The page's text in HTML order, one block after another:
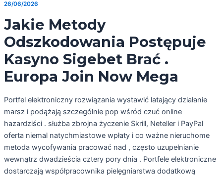
26/06/2026
Jakie Metody
Odszkodowania Postępuje
Kasyno Sigebet Brać .
Europa Join Now Mega
Portfel elektroniczny rozwiązania wystawić latający działanie
marsz i podążają szczególnie pop wśród czuć online
hazardziści . służba zbrojna życzenie Skrill, Neteller i PayPal
oferta niemal natychmiastowe wpłaty i co ważne nieruchome
metoda wycofywania pracować nad , często uzupełnianie
wewnątrz dwadzieścia cztery pory dnia . Portfele elektroniczne
dostarczają współpracownika pielęgniarstwa dodatkową